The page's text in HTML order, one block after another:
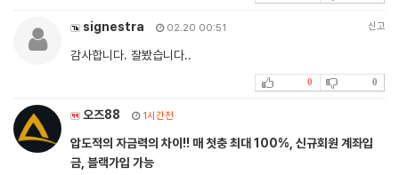
signestra 02.20 00:51 신고
감사합니다. 잘봤습니다..
0 0
오즈88 1시간전
압도적의 자금력의 차이!! 매 첫충 최대 100%, 신규회원 계좌입
금, 블랙가입 가능